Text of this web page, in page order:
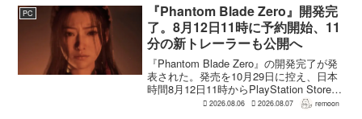
氏も、「最初の2作で泣かなかった人も...
PC
『Phantom Blade Zero』開発完
了。8月12日11時に予約開始、11
分の新トレーラーも公開へ
『Phantom Blade Zero』の開発完了が発
表された。発売を10月29日に控え、日本
時間8月12日11時からPlayStation Store、
Steam、Epic Games Storeで予約受付が
2026.08.06 2026.08.07 remoon